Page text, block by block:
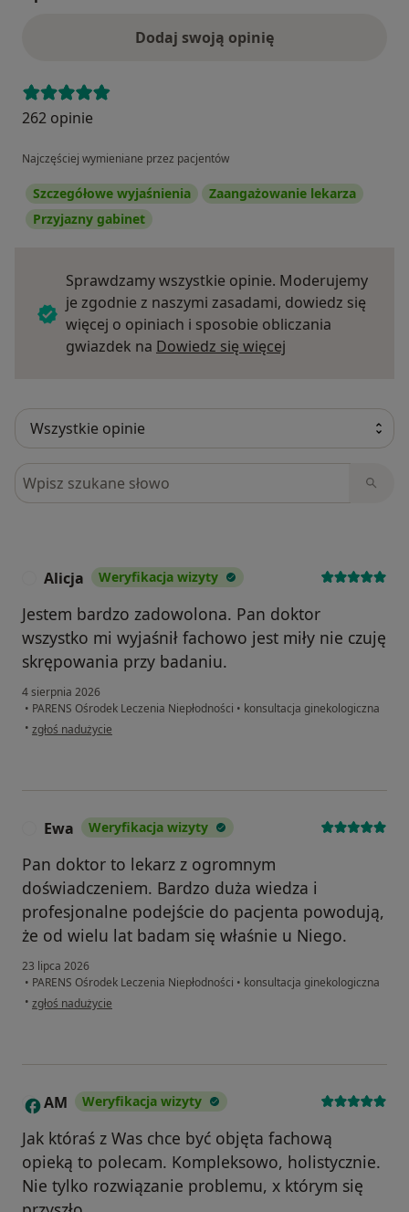
Dodaj swoją opinię
262 opinie
Najczęściej wymieniane przez pacjentów
Szczegółowe wyjaśnienia
Zaangażowanie lekarza
Przyjazny gabinet
Sprawdzamy wszystkie opinie. Moderujemy
je zgodnie z naszymi zasadami, dowiedz się
więcej o opiniach i sposobie obliczania
gwiazdek na Dowiedz się więcej
Szukaj w opiniach
Alicja Weryfikacja wizyty
Jestem bardzo zadowolona. Pan doktor
wszystko mi wyjaśnił fachowo jest miły nie czuję
skrępowania przy badaniu.
4 sierpnia 2026
• PARENS Ośrodek Leczenia Niepłodności • konsultacja ginekologiczna
• w opinii użytkownika Alicja
zgłoś nadużycie
Ewa Weryfikacja wizyty
Pan doktor to lekarz z ogromnym
doświadczeniem. Bardzo duża wiedza i
profesjonalne podejście do pacjenta powodują,
że od wielu lat badam się właśnie u Niego.
23 lipca 2026
• PARENS Ośrodek Leczenia Niepłodności • konsultacja ginekologiczna
• w opinii użytkownika Ewa
zgłoś nadużycie
A AM Weryfikacja wizyty
Jak któraś z Was chce być objęta fachową
opieką to polecam. Kompleksowo, holistycznie.
Nie tylko rozwiązanie problemu, x którym się